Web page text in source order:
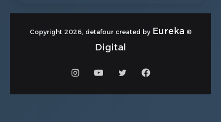
© Copyright 2026, detafour created by
Eureka
Digital
فيسبوكتويتر يوتيوبانستقرام